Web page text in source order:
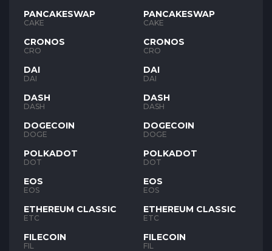
PANCAKESWAP
CAKE
CRONOS
CRO
DAI
DAI
DASH
DASH
DOGECOIN
DOGE
POLKADOT
DOT
EOS
EOS
ETHEREUM CLASSIC
ETC
FILECOIN
FIL
PANCAKESWAP
CAKE
CRONOS
CRO
DAI
DAI
DASH
DASH
DOGECOIN
DOGE
POLKADOT
DOT
EOS
EOS
ETHEREUM CLASSIC
ETC
FILECOIN
FIL